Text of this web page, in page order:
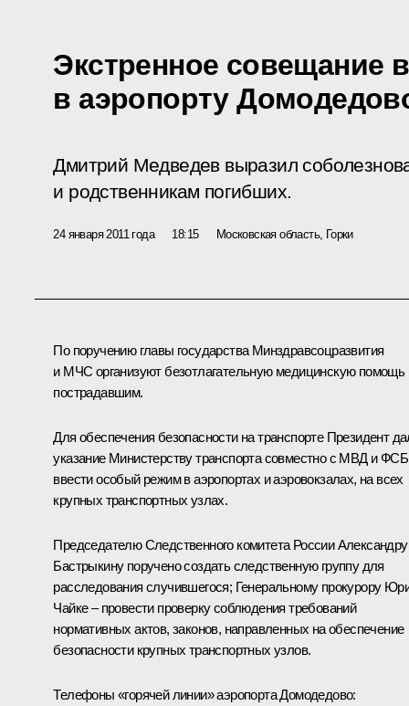
Экстренное совещание
в аэропорту
Дмитрий Медведев выразил
и родственникам погибших.
24 января 2011 года 18:15 Московская область, Горки
По поручению главы государства Минздравсоцразвития
и МЧС организуют безотлагательную медицинскую помощь
пострадавшим.
Для обеспечения безопасности на транспорте Президент
указание Министерству транспорта совместно с МВД и ФСБ
ввести особый режим в аэропортах и аэровокзалах, на всех
крупных транспортных узлах.
Председателю Следственного комитета РоссииАлександру
Бастрыкинупоручено создать следственную группу для
расследования случившегося; Генеральному прокурору
Чайке– провести проверку соблюдения требований
нормативных актов, законов, направленных на обеспечение
безопасности крупных транспортных узлов.
Телефоны «горячей линии» аэропорта Домодедово: